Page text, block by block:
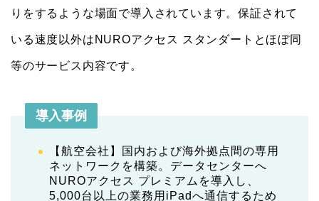
りをするような場面で導入されています。保証されて
いる速度以外はNUROアクセス スタンダートとほぼ同
等のサービス内容です。
導入事例
【航空会社】国内および海外拠点間の専用
ネットワークを構築。データセンターへ
NUROアクセス プレミアムを導入し、
5,000台以上の業務用iPadへ通信するため